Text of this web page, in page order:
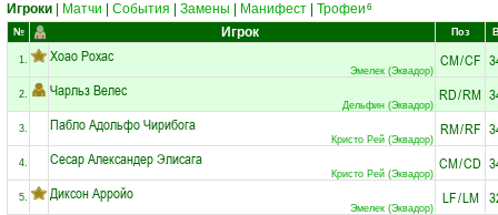
Игроки
Матчи События Замены Манифест Трофеи 6
№ Игрок Поз
1. Хоао Рохас
Эмелек (Эквадор)
CM/CF
2. Чарльз Велес
Дельфин (Эквадор)
RD/RM
3. Пабло Адольфо Чирибога
Кристо Рей (Эквадор)
RM/RF
4. Сесар Александер Элисага
Кристо Рей (Эквадор)
CM/CD
5. Диксон Арройо
Эмелек (Эквадор)
LF/LM